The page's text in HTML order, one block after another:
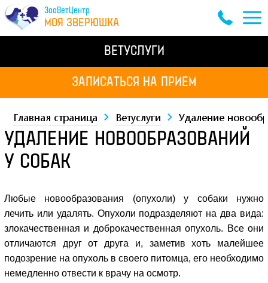
ЗооВетЦентр
МОЯ ЗВЕРЮШКА
ВЕТУСЛУГИ
ЗАПИСАТЬСЯ НА ПРИЕМ
Главная страница Ветуслуги Удаление
УДАЛЕНИЕ НОВООБРАЗОВАНИЙ
У СОБАК
Любые новообразования (опухоли) у собаки нужно
лечить или удалять. Опухоли подразделяют на два вида:
злокачественная и доброкачественная опухоль. Все они
отличаются друг от друга и, заметив хоть малейшее
подозрение на опухоль в своего питомца, его необходимо
немедленно отвести к врачу на осмотр.